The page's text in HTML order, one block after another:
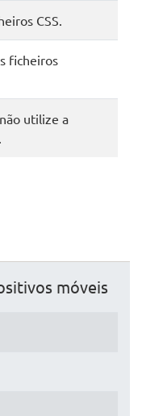
CSS.
ficheiros
utilize a
móveis